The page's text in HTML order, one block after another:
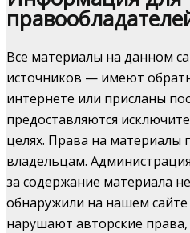
Все материалы на данном
источников — имеют
интернете или присланы
предоставляются
целях. Права на материалы
владельцам.
за содержание материала
обнаружили на нашем
нарушают авторские